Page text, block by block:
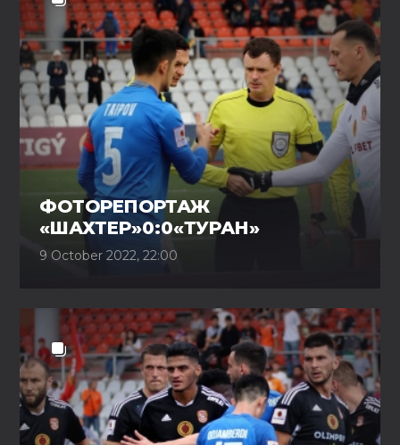
ФОТОРЕПОРТАЖ
«ШАХТЕР»0:0«ТУРАН»
9 October 2022, 22:00